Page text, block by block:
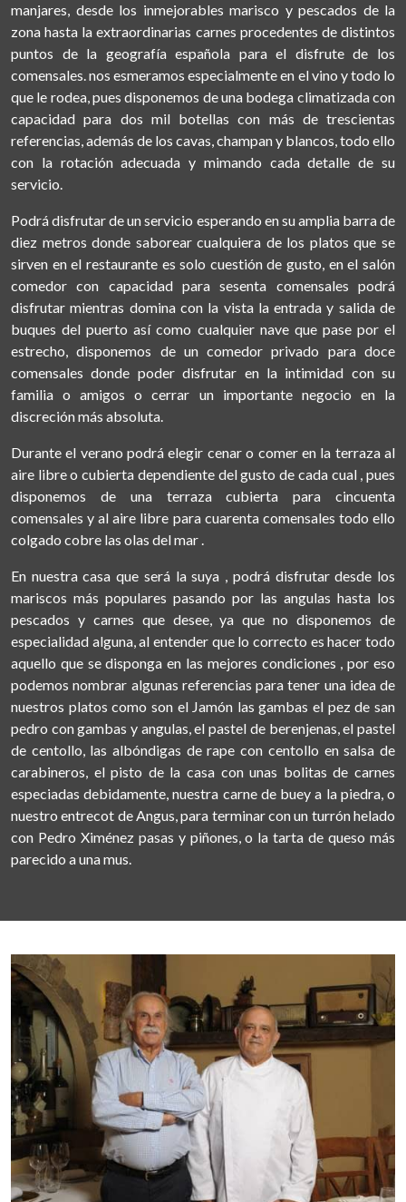
manjares, desde los inmejorables marisco y pescados de la
zona hasta la extraordinarias carnes procedentes de distintos
puntos de la geografía española para el disfrute de los
comensales. nos esmeramos especialmente en el vino y todo lo
que le rodea, pues disponemos de una bodega climatizada con
capacidad para dos mil botellas con más de trescientas
referencias, además de los cavas, champan y blancos, todo ello
con la rotación adecuada y mimando cada detalle de su
servicio.
Podrá disfrutar de un servicio esperando en su amplia barra de
diez metros donde saborear cualquiera de los platos que se
sirven en el restaurante es solo cuestión de gusto, en el salón
comedor con capacidad para sesenta comensales podrá
disfrutar mientras domina con la vista la entrada y salida de
buques del puerto así como cualquier nave que pase por el
estrecho, disponemos de un comedor privado para doce
comensales donde poder disfrutar en la intimidad con su
familia o amigos o cerrar un importante negocio en la
discreción más absoluta.
Durante el verano podrá elegir cenar o comer en la terraza al
aire libre o cubierta dependiente del gusto de cada cual , pues
disponemos de una terraza cubierta para cincuenta
comensales y al aire libre para cuarenta comensales todo ello
colgado cobre las olas del mar .
En nuestra casa que será la suya , podrá disfrutar desde los
mariscos más populares pasando por las angulas hasta los
pescados y carnes que desee, ya que no disponemos de
especialidad alguna, al entender que lo correcto es hacer todo
aquello que se disponga en las mejores condiciones , por eso
podemos nombrar algunas referencias para tener una idea de
nuestros platos como son el Jamón las gambas el pez de san
pedro con gambas y angulas, el pastel de berenjenas, el pastel
de centollo, las albóndigas de rape con centollo en salsa de
carabineros, el pisto de la casa con unas bolitas de carnes
especiadas debidamente, nuestra carne de buey a la piedra, o
nuestro entrecot de Angus, para terminar con un turrón helado
con Pedro Ximénez pasas y piñones, o la tarta de queso más
parecido a una mus.